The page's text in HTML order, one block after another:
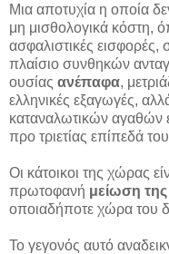
Μια αποτυχία η οποία
μη μισθολογικά κόστη,
ασφαλιστικές εισφορές,
πλαίσιο συνθηκών
ουσίας ανέπαφα,
ελληνικές εξαγωγές,
καταναλωτικών αγαθών
προ τριετίας επίπεδά
Οι κάτοικοι της χώρας
πρωτοφανή μείωση
οποιαδήποτε χώρα του
Το γεγονός αυτό